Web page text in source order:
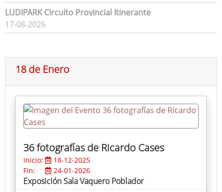
LUDIPARK Circuito Provincial Itinerante
17-08-2026
18 de Enero
36 fotografías de Ricardo Cases
Inicio:
18-12-2025
Fin:
24-01-2026
Exposición Sala Vaquero Poblador